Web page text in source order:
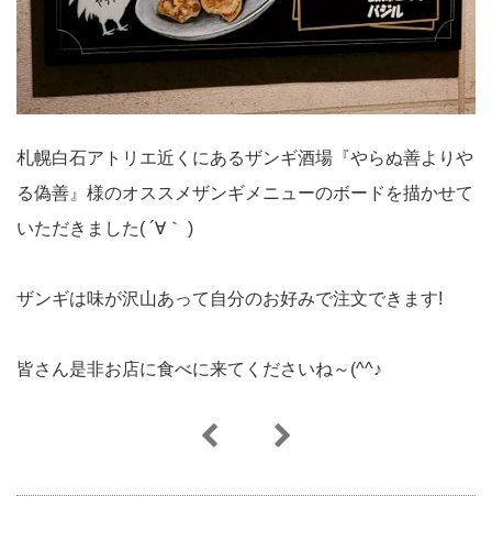
札幌白石アトリエ近くにあるザンギ酒場『やらぬ善よりや
る偽善』様のオススメザンギメニューのボードを描かせて
いただきました( ´∀｀ )
ザンギは味が沢山あって自分のお好みで注文できます!
皆さん是非お店に食べに来てくださいね～(^^♪